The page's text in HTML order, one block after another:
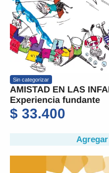
Sin categorizar
AMISTAD EN LAS
Experiencia fundante
$ 33.400